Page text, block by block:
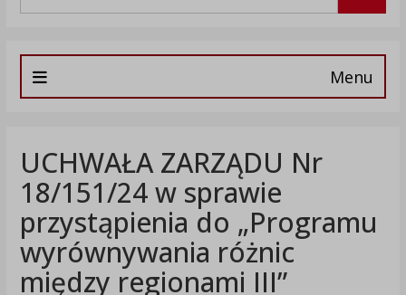
Menu
UCHWAŁA ZARZĄDU Nr
18/151/24 w sprawie
przystąpienia do „Programu
wyrównywania różnic
między regionami III”